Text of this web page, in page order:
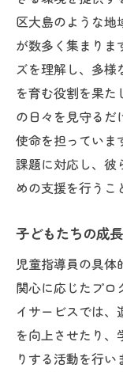
行政の
教育環
地域密
地元企
児童指導員
地域活
保護者
地域資
地域行
長期的
合同会社縁
求めら
必要と
区大島のような地
が数多く集まりま
ズを理解し、多様
を育む役割を果た
の日々を見守るだ
使命を担っていま
課題に対応し、彼
めの支援を行うこ
子どもたちの成
児童指導員の具
関心に応じたプロ
イサービスでは、
を向上させたり、
りする活動を行